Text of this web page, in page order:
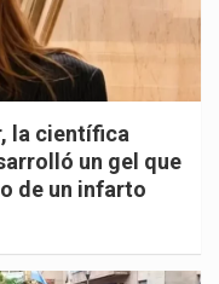
la científica
un gel que
de un infarto